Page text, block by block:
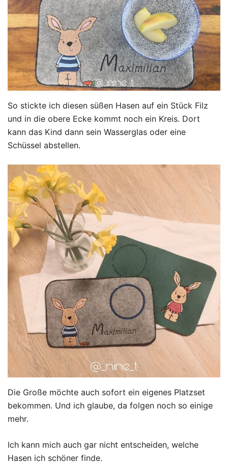
So stickte ich diesen süßen Hasen auf ein Stück Filz
und in die obere Ecke kommt noch ein Kreis. Dort
kann das Kind dann sein Wasserglas oder eine
Schüssel abstellen.
Die Große möchte auch sofort ein eigenes Platzset
bekommen. Und ich glaube, da folgen noch so einige
mehr.
Ich kann mich auch gar nicht entscheiden, welche
Hasen ich schöner finde.